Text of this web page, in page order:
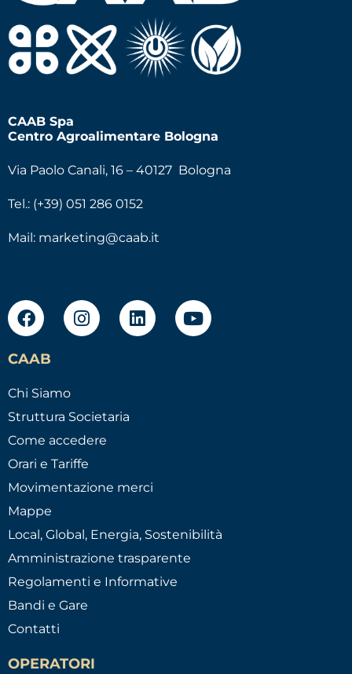
CAAB Spa
Centro Agroalimentare Bologna
Via Paolo Canali, 16 – 40127 Bologna
Tel.: (+39) 051 286 0152
Mail: marketing@caab.it
CAAB
Chi Siamo
Struttura Societaria
Come accedere
Orari e Tariffe
Movimentazione merci
Mappe
Local, Global, Energia, Sostenibilità
Amministrazione trasparente
Regolamenti e Informative
Bandi e Gare
Contatti
OPERATORI